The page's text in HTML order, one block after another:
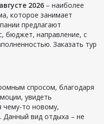
2026 – наиболее
которое занимает
предлагают
бюджет, направление, с
Заказать тур
спросом, благодаря
увидеть
чему-то новому,
Данный вид отдыха – не